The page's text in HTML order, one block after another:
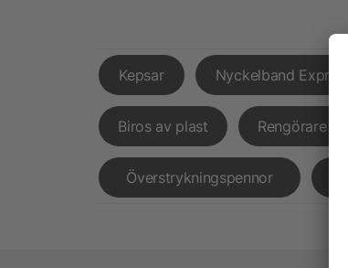
Kepsar Nyckelband Express
Biros av plast Rengörare
Överstrykningspennor